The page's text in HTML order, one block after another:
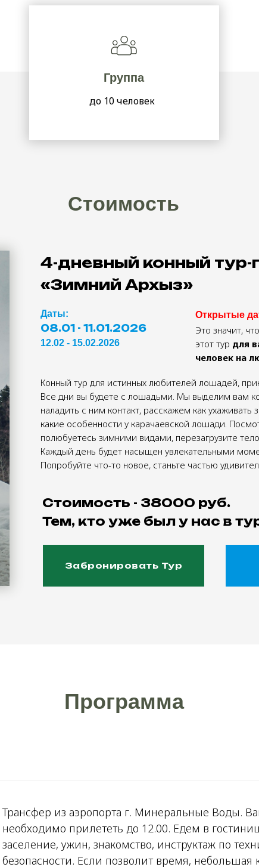
до 10 человек
Группа
Стоимость
Забронировать Тур
4-дневный конный
«Зимний Архыз»
Стоимость - 38000 руб.
Тем, кто уже был у нас в
Конный тур для истинных любителей лошадей,
Все дни вы будете с лошадьми. Мы выделим вам
наладить с ним контакт, расскажем как ухаживать
какие особенности у карачаевской лошади.
полюбуетесь зимними видами, перезагрузите
Каждый день будет насыщен увлекательными
Попробуйте что-то новое, станьте частью
Это значит,
этот тур для
человек на
Даты:
08.01 - 11.01.2026
12.02 - 15.02.2026
Открытые
коем случае не удаляем его
Программа
коем случае не удаляем его
Трансфер из аэропорта г. Минеральные Воды.
необходимо прилететь до 12.00. Едем в
заселение, ужин, знакомство, инструктаж по
безопасности. Если позволит время, небольшая